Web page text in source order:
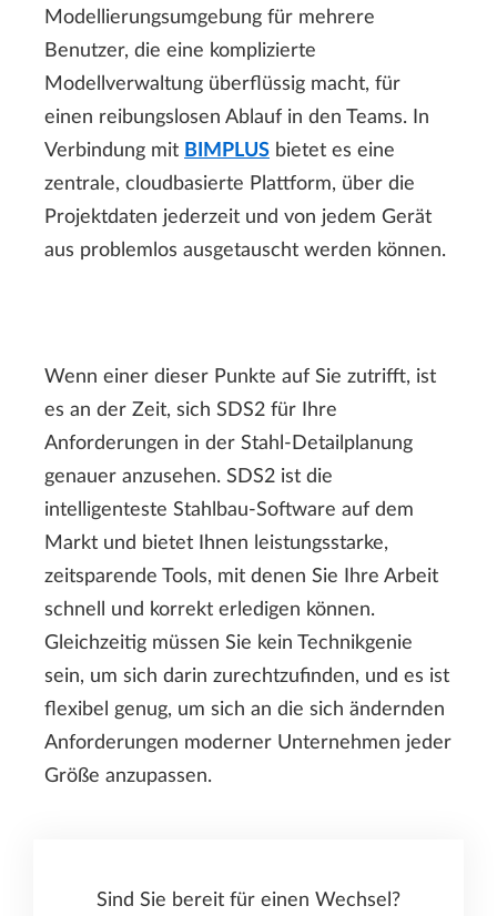
Modellierungsumgebung für mehrere
Benutzer, die eine komplizierte
Modellverwaltung überflüssig macht, für
einen reibungslosen Ablauf in den Teams. In
Verbindung mit BIMPLUS bietet es eine
zentrale, cloudbasierte Plattform, über die
Projektdaten jederzeit und von jedem Gerät
aus problemlos ausgetauscht werden können.
Wenn einer dieser Punkte auf Sie zutrifft, ist
es an der Zeit, sich SDS2 für Ihre
Anforderungen in der Stahl-Detailplanung
genauer anzusehen. SDS2 ist die
intelligenteste Stahlbau-Software auf dem
Markt und bietet Ihnen leistungsstarke,
zeitsparende Tools, mit denen Sie Ihre Arbeit
schnell und korrekt erledigen können.
Gleichzeitig müssen Sie kein Technikgenie
sein, um sich darin zurechtzufinden, und es ist
flexibel genug, um sich an die sich ändernden
Anforderungen moderner Unternehmen jeder
Größe anzupassen.
Sind Sie bereit für einen Wechsel?